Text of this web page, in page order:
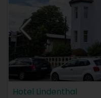
Hotel Lindenthal